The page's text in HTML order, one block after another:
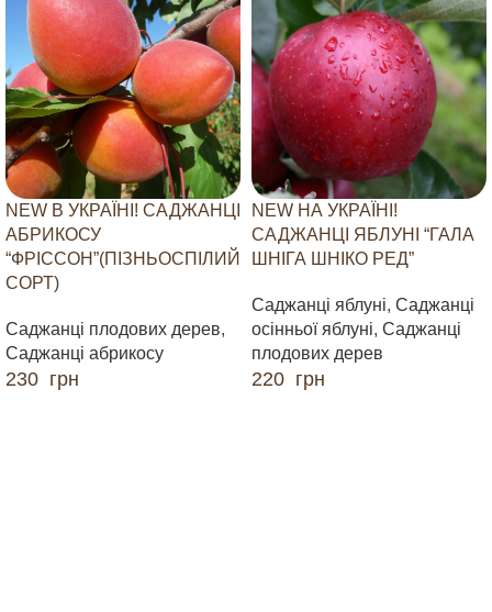
NEW В УКРАЇНІ! САДЖАНЦІ
АБРИКОСУ
“ФРІССОН”(ПІЗНЬОСПІЛИЙ
СОРТ)
Саджанці плодових дерев,
Саджанці абрикосу
230 грн
NEW НА УКРАЇНІ!
САДЖАНЦІ ЯБЛУНІ “ГАЛА
ШНІГА ШНІКО РЕД”
Саджанці яблуні, Саджанці
осінньої яблуні, Саджанці
плодових дерев
220 грн